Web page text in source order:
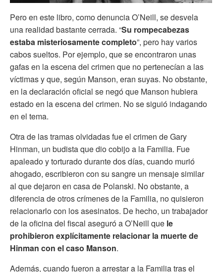
Pero en este libro, como denuncia O’Neill, se desvela
una realidad bastante cerrada. “Su rompecabezas
estaba misteriosamente completo”, pero hay varios
cabos sueltos. Por ejemplo, que se encontraron unas
gafas en la escena del crimen que no pertenecían a las
víctimas y que, según Manson, eran suyas. No obstante,
en la declaración oficial se negó que Manson hubiera
estado en la escena del crimen. No se siguió indagando
en el tema.
Otra de las tramas olvidadas fue el crimen de Gary
Hinman, un budista que dio cobijo a la Familia. Fue
apaleado y torturado durante dos días, cuando murió
ahogado, escribieron con su sangre un mensaje similar
al que dejaron en casa de Polanski. No obstante, a
diferencia de otros crímenes de la Familia, no quisieron
relacionarlo con los asesinatos. De hecho, un trabajador
de la oficina del fiscal aseguró a O’Neill que le
prohibieron explícitamente relacionar la muerte de
Hinman con el caso Manson.
Además, cuando fueron a arrestar a la Familia tras el